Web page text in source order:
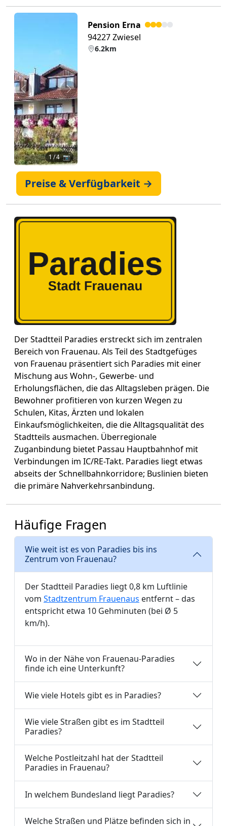
Zurück Weiter
1/ 4 📷
Pension Erna
94227 Zwiesel
6.2km
Preise & Verfügbarkeit →
Der Stadtteil Paradies erstreckt sich im zentralen
Bereich von Frauenau. Als Teil des Stadtgefüges
von Frauenau präsentiert sich Paradies mit einer
Mischung aus Wohn-, Gewerbe- und
Erholungsflächen, die das Alltagsleben prägen. Die
Bewohner profitieren von kurzen Wegen zu
Schulen, Kitas, Ärzten und lokalen
Einkaufsmöglichkeiten, die die Alltagsqualität des
Stadtteils ausmachen. Überregionale
Zuganbindung bietet Passau Hauptbahnhof mit
Verbindungen im IC/RE-Takt. Paradies liegt etwas
abseits der Schnellbahnkorridore; Buslinien bieten
die primäre Nahverkehrsanbindung.
Häufige Fragen
Wie weit ist es von Paradies bis ins
Zentrum von Frauenau?
Der Stadtteil Paradies liegt 0,8 km Luftlinie
vom Stadtzentrum Frauenaus entfernt – das
entspricht etwa 10 Gehminuten (bei Ø 5
km/h).
Wo in der Nähe von Frauenau-Paradies
finde ich eine Unterkunft?
Wie viele Hotels gibt es in Paradies?
Wie viele Straßen gibt es im Stadtteil
Paradies?
Welche Postleitzahl hat der Stadtteil
Paradies in Frauenau?
In welchem Bundesland liegt Paradies?
Welche Straßen und Plätze befinden sich in